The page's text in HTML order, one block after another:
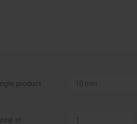
product
st